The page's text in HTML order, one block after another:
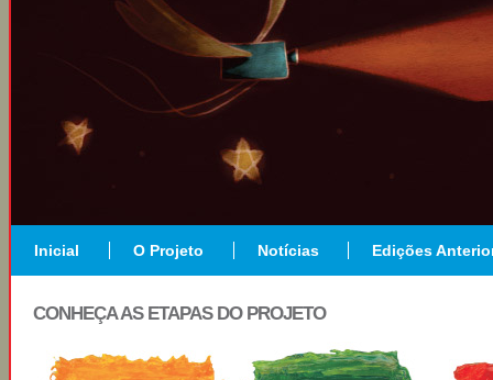
Inicial O Projeto Notícias Edições
CONHEÇA AS ETAPAS DO PROJETO